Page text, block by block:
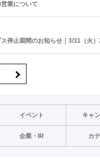
業について
停止期間のお知らせ｜3/31（火
イベント キャ
企業・IR カ